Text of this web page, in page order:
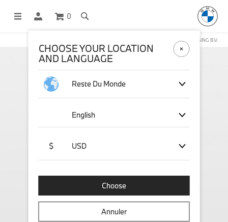
0
BOUTIQUE EN LIGNE GÉRÉE PAR STICHD SPORTSMERCHANDISING B.V.
CHOOSE YOUR LOCATION
AND LANGUAGE
Reste Du Monde
English
$ USD
Choose
Annuler